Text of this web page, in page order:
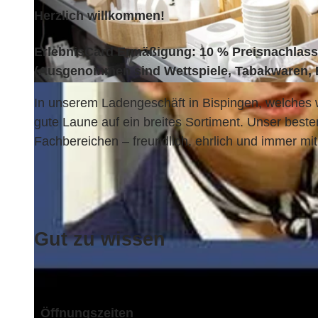
Herzlich willkommen!
ErlebnisCard Ermäßigung: 10 %
(Ausgenommen sind Wettspiele,
In unserem Ladengeschäft in Bispingen,
gute Laune auf ein breites Sortiment. Unser
Fachbereichen – freundlich, ehrlich und immer
Gut zu wissen
Öffnungszeiten